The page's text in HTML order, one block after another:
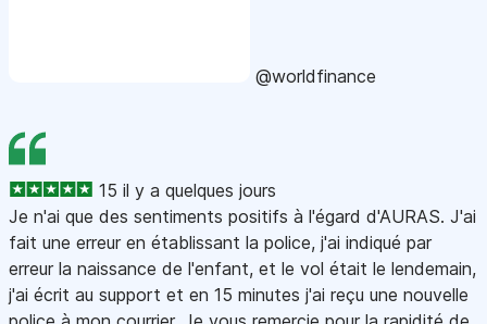
@worldfinance
15 il y a quelques jours
Je n'ai que des sentiments positifs à l'égard d'AURAS. J'ai
fait une erreur en établissant la police, j'ai indiqué par
erreur la naissance de l'enfant, et le vol était le lendemain,
j'ai écrit au support et en 15 minutes j'ai reçu une nouvelle